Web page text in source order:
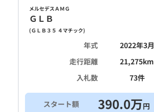
メルセデスＡＭＧ
ＧＬＢ
(ＧＬＢ３５ ４マチック)
年式
2022年3月
走行距離
21,275km
入札数
73件
スタート額 390.0万円